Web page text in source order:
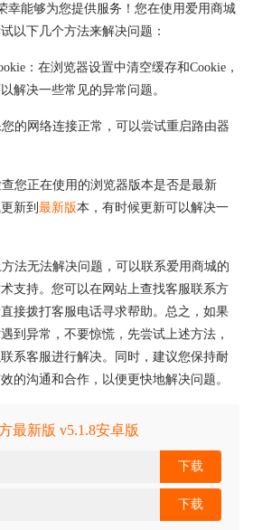
幸能够为您提供服务！您在使用爱用商城
以下几个方法来解决问题：
：在浏览器设置中清空缓存和Cookie，
解决一些常见的异常问题。
的网络连接正常，可以尝试重启路由器
您正在使用的浏览器版本是否是最新
新到 最新版本，有时候更新可以解决一
法无法解决问题，可以联系爱用商城的
支持。您可以在网站上查找客服联系方
接拨打客服电话寻求帮助。总之，如果
到异常，不要惊慌，先尝试上述方法，
系客服进行解决。同时，建议您保持耐
的沟通和合作，以便更快地解决问题。
最新版 v5.1.8安卓版
下载
下载